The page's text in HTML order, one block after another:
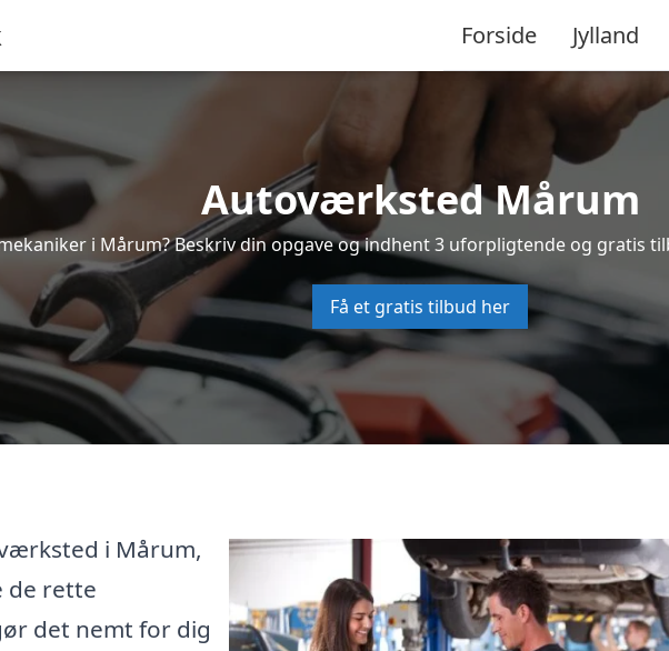
Forside Jylland
Autoværksted Mårum
i Mårum? Beskriv din opgave og indhent 3 uforpligtende og gratis
Få et gratis tilbud her
i Mårum,
de rette
det nemt for dig